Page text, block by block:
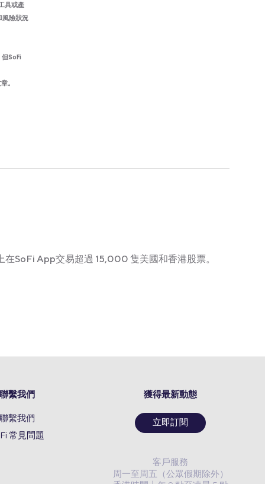
具或產
風險狀況
SoFi
。
SoFi App交易超過 15,000 隻美國和香港股票。
聯繫我們
聯繫我們
常見問題
獲得最新動態
立即訂閱
客戶服務
周一至周五（公眾假期除外）